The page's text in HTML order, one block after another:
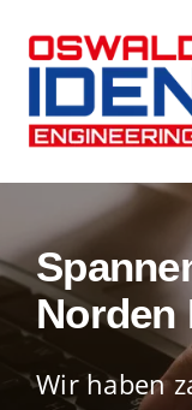
Inhalt
Norden
Wir haben